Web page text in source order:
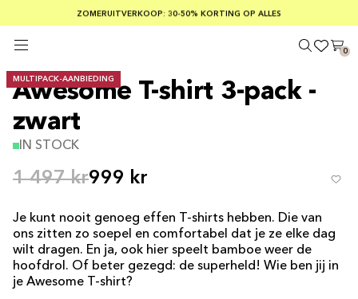
ZOMERUITVERKOOP: 30-50% KORTING OP ALLES
GRATIS VERZENDING BIJ BESTELLINGEN VAN MEER DAN € 100
VEILIG BETALEN MET KLARNA
0
MULTIPACK-AANBIEDING
Awesome T-shirt 3-pack -
zwart
IN STOCK
1 497 kr999 kr
Je kunt nooit genoeg effen T-shirts hebben. Die van
ons zitten zo soepel en comfortabel dat je ze elke dag
wilt dragen. En ja, ook hier speelt bamboe weer de
hoofdrol . Of beter gezegd: de superheld! Wie ben jij in
je Awesome T-shirt?